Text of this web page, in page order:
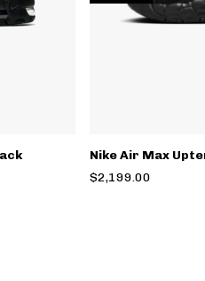
Nike Air Max
$2,199.00